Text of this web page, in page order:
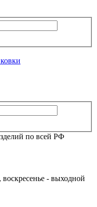
по всей РФ
- выходной